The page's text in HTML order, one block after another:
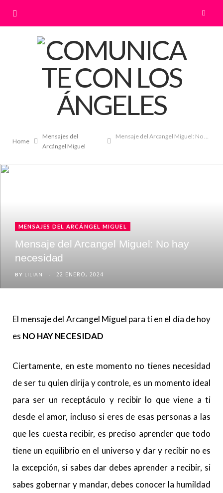
Home
Mensajes del
Arcángel Miguel
Mensaje del Arcangel Miguel: No hay necesidad
MENSAJES DEL ARCÁNGEL MIGUEL
Mensaje del Arcangel Miguel: No hay
necesidad
BY LILIAN 22 ENERO, 2024
El mensaje del Arcangel Miguel para ti en el día de hoy
es NO HAY NECESIDAD
Ciertamente, en este momento no tienes necesidad
de ser tu quien dirija y controle, es un momento ideal
para ser un receptáculo y recibir lo que viene a ti
desde el amor, incluso si eres de esas personas a las
que les cuesta recibir, es preciso aprender que todo
tiene un equilibrio en el universo y dar y recibir no es
la excepción, si sabes dar debes aprender a recibir, si
sabes gobernar y mandar, debes conocer la humildad